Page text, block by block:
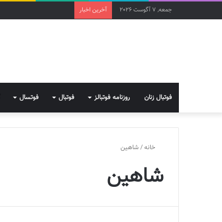
جمعه, 7 آگوست 2026 آخرین اخبار
فوتبال زنان روزنامه فوتبالز فوتبال فوتسال
خانه/شاهین
شاهین